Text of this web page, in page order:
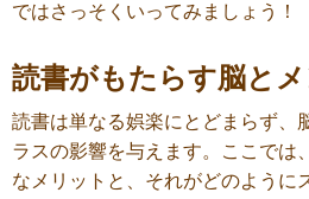
ではさっそくいってみましょう！
読書がもたらす脳と
読書は単なる娯楽にとどまらず、
ラスの影響を与えます。ここでは
なメリットと、それがどのように